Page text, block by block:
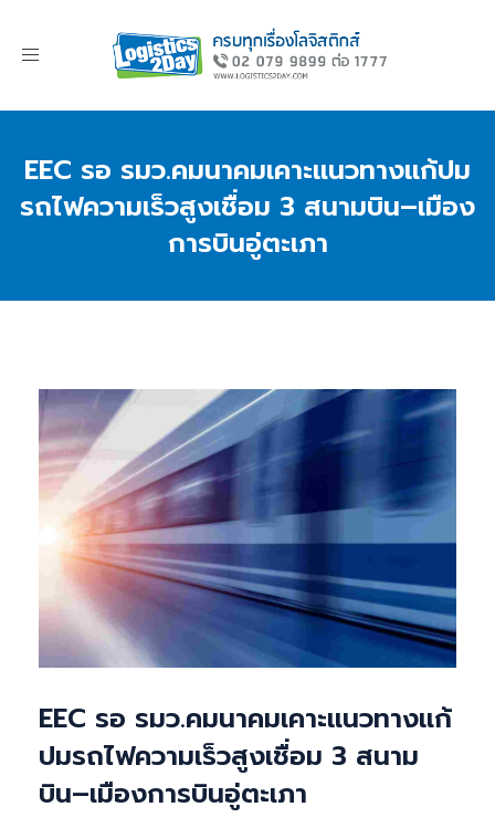
Toggle
EEC รอ รมว.คมนาคมเคาะแนวทางแก้ปม
รถไฟความเร็วสูงเชื่อม 3 สนามบิน–เมือง
การบินอู่ตะเภา
EEC รอ รมว.คมนาคมเคาะแนวทางแก้
ปมรถไฟความเร็วสูงเชื่อม 3 สนาม
บิน–เมืองการบินอู่ตะเภา